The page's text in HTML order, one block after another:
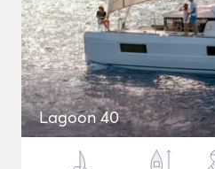
Lagoon 40